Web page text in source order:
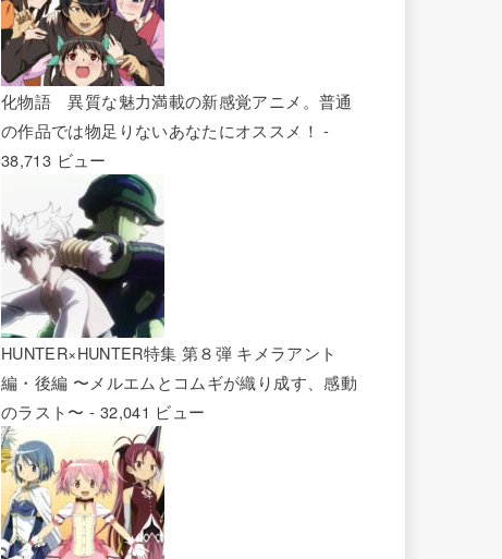
化物語 異質な魅力満載の新感覚アニメ。普通
の作品では物足りないあなたにオススメ！ -
38,713 ビュー
HUNTER×HUNTER特集 第８弾 キメラアント
編・後編 〜メルエムとコムギが織り成す、感動
のラスト〜 - 32,041 ビュー